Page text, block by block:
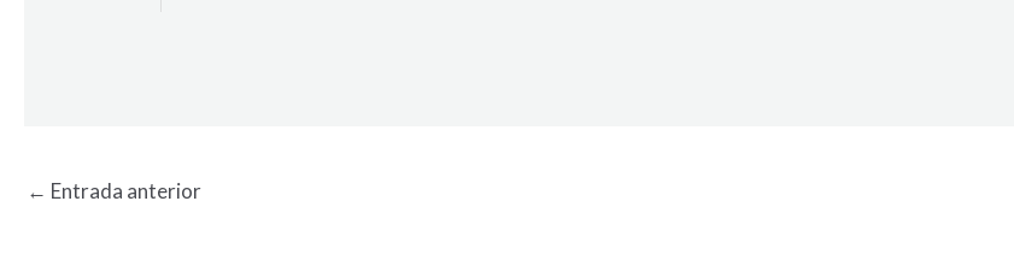
← Entrada anterior